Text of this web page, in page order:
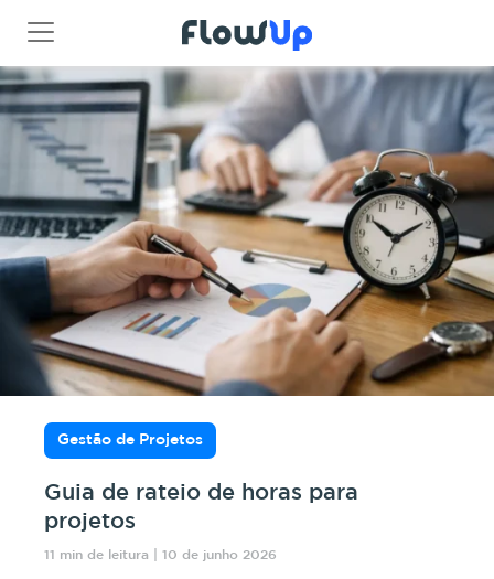
Gestão de Projetos
Guia de rateio de horas para
projetos
11 min de leitura | 10 de junho 2026